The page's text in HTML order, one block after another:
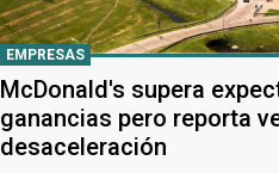
EMPRESAS
McDonald's supera
ganancias pero reporta
desaceleración